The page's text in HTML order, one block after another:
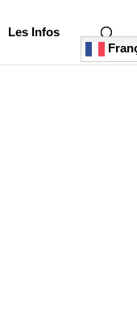
Les Infos